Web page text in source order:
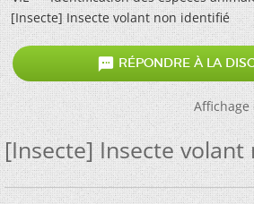
[Insecte] Insecte volant non identifié
 RÉPONDRE À LA
Affichage
[Insecte] Insecte